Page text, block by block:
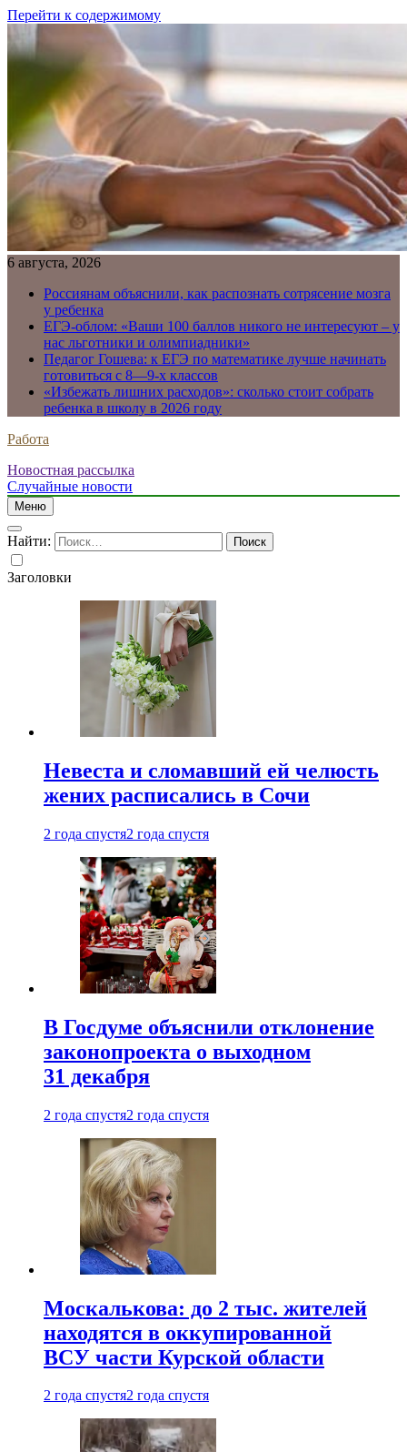
Перейти к содержимому
6 августа, 2026
Россиянам объяснили, как распознать сотрясение мозга
у ребенка
ЕГЭ-облом: «Ваши 100 баллов никого не интересуют – у
нас льготники и олимпиадники»
Педагог Гошева: к ЕГЭ по математике лучше начинать
готовиться с 8—9-х классов
«Избежать лишних расходов»: сколько стоит собрать
ребенка в школу в 2026 году
Работа
Новостная рассылка
Случайные новости
Меню
Найти:
Заголовки
Невеста и сломавший ей челюсть
жених расписались в Сочи
2 года спустя2 года спустя
В Госдуме объяснили отклонение
законопроекта о выходном
31 декабря
2 года спустя2 года спустя
Москалькова: до 2 тыс. жителей
находятся в оккупированной
ВСУ части Курской области
2 года спустя2 года спустя